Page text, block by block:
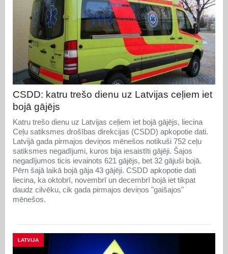
CSDD: katru trešo dienu uz Latvijas ceļiem iet
bojā gājējs
Katru trešo dienu uz Latvijas ceļiem iet bojā gājējs, liecina
Ceļu satiksmes drošības direkcijas (CSDD) apkopotie dati.
Latvijā gada pirmajos deviņos mēnešos notikuši 752 ceļu
satiksmes negadījumi, kuros bija iesaistīti gājēji. Šajos
negadījumos ticis ievainots 621 gājējs, bet 32 gājuši bojā.
Pērn šajā laikā bojā gāja 43 gājēji. CSDD apkopotie dati
liecina, ka oktobrī, novembrī un decembrī bojā iet tikpat
daudz cilvēku, cik gada pirmajos deviņos "gaišajos"
mēnešos.
LATVIJA